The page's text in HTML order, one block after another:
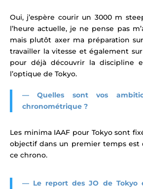
Oui, j’espère courir un 3000 m
l’heure actuelle, je ne pense pas
mais plutôt axer ma préparation
travailler la vitesse et également
pour déjà découvrir la discipline
l’optique de Tokyo.
— Quelles sont vos
chronométrique ?
Les minima IAAF pour Tokyo sont
objectif dans un premier temps est
ce chrono.
— Le report des JO de Tokyo